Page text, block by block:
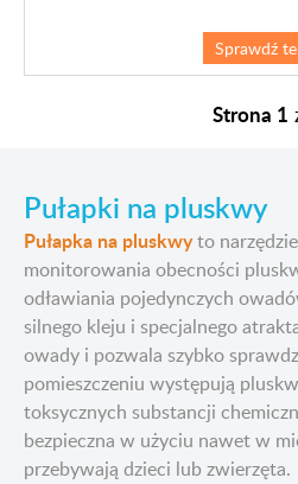
Sprawdź
Strona 1
Pułapki na pluskwy
Pułapka na pluskwyto
monitorowania obecności
odławiania pojedynczych
silnego kleju i specjalnego
owady i pozwala szybko
pomieszczeniu występują
toksycznych substancji
bezpieczna w użyciu nawet w
przebywają dzieci lub zwierzęta.